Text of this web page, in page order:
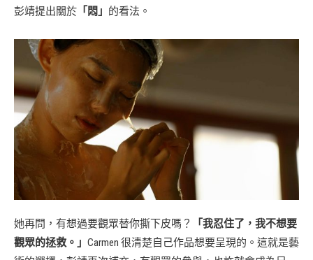
彭靖提出關於 「悶」 的看法。
她再問，有想過要觀眾替你撕下皮嗎？
「我忍住了，我不想要
觀眾的拯救。」 Carmen 很清楚自己作品想要呈現的。這就是藝